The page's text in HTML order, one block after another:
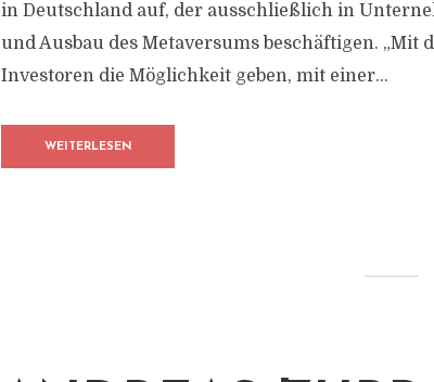
in Deutschland auf, der ausschließlich in
und Ausbau des Metaversums beschäftigen. „Mit
Investoren die Möglichkeit geben, mit einer...
WEITERLESEN